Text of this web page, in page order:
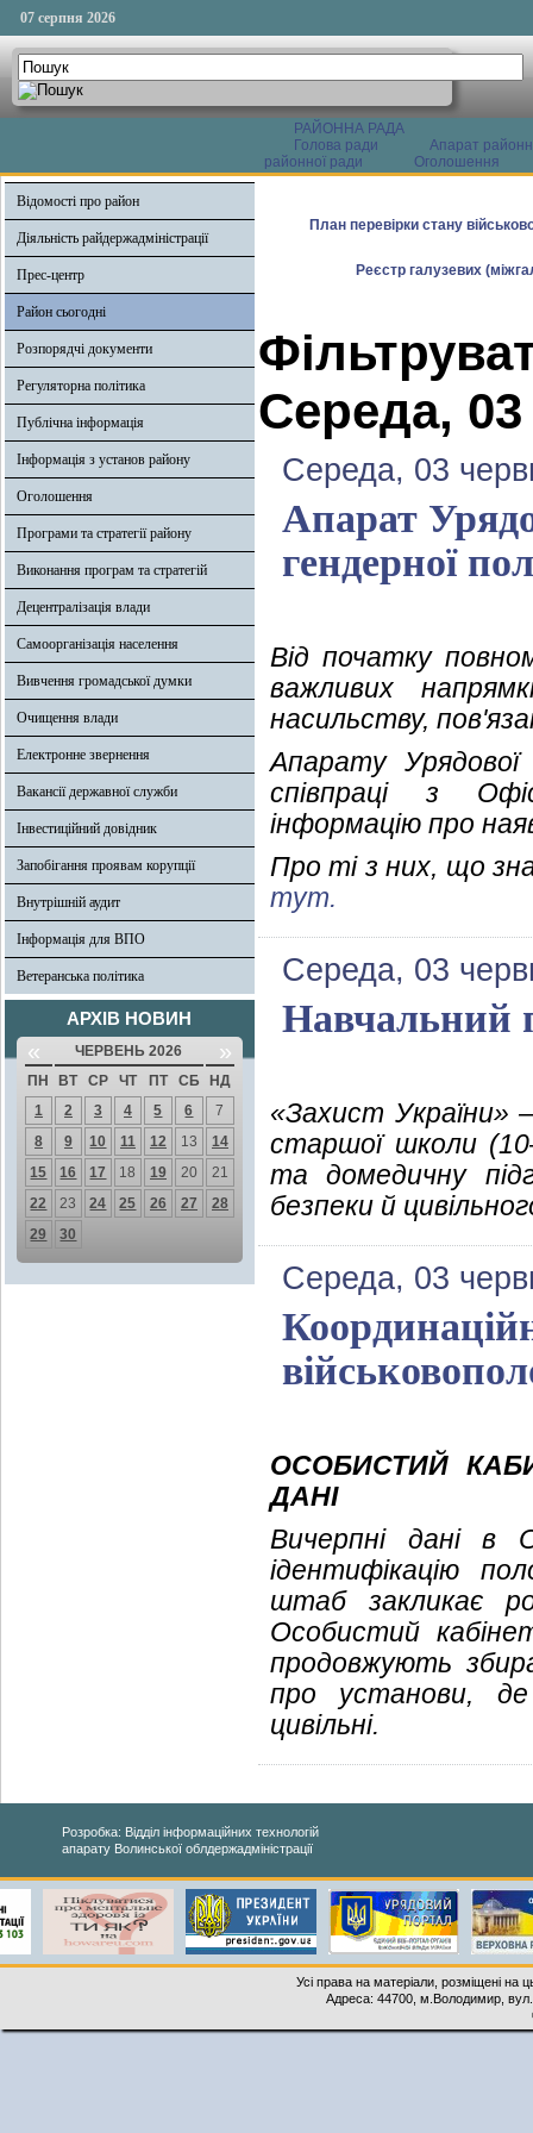
07 серпня 2026
РАЙОННА РАДА
Голова ради
Апарат
районної ради
Оголошення
Відомості про район
Діяльність райдержадміністрації
Прес-центр
Район сьогодні
Розпорядчі документи
Регуляторна політика
Публічна інформація
Інформація з установ району
Оголошення
Програми та стратегії району
Виконання програм та стратегій
Децентралізація влади
Самоорганізація населення
Вивчення громадської думки
Очищення влади
Електронне звернення
Вакансії державної служби
Інвестиційний довідник
Запобігання проявам корупції
Внутрішній аудит
Інформація для ВПО
Ветеранська політика
АРХІВ НОВИН
« ЧЕРВЕНЬ 2026 »
ПН ВТ СР ЧТ ПТ СБ
НД
1
2 3 4 5 6
7
8
9 10 11 12 13
14
15
16 17 18 19 20
21
22
23 24 25 26 27
28
29
30
План перевірки стану
Реєстр галузевих
Середа,
Середа, 03
Апарат
гендерної
Від початку
важливих
насильству,
Апарату Урядової
співпраці з
інформацію про
Про ті з них, що
тут.
Середа, 03
Навчальний
«Захист України»
старшої школи
та домедичну
безпеки й
Середа, 03
ОСОБИСТИЙ
ДАНІ
Вичерпні дані в
ідентифікацію
штаб закликає
Особистий
продовжують
про установи, де
цивільні.
Розробка: Відділ інформаційних технологій
апарату Волинської облдержадміністрації
Усі права на матеріали, розміщені на
Адреса: 44700, м.Володимир,